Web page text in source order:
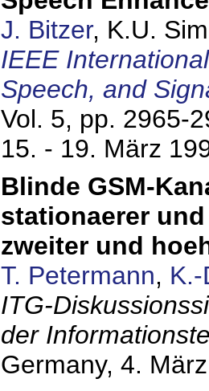
J. Bitzer, K.U.
IEEE
Speech, and
Vol. 5, pp. 2965-
15. - 19. März
Blinde GSM-
stationaerer
zweiter und
T. Petermann,
ITG-
der
Germany, 4.